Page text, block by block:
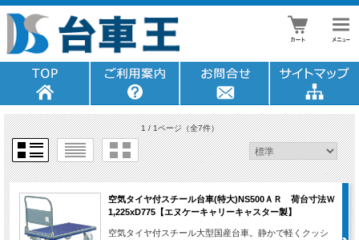
1 / 1ページ（全7件）
空気タイヤ付スチール台車(特大)NS500ＡＲ 荷台寸法Ｗ
1,225xD775【エヌケーキャリーキャスター製】
空気タイヤ付スチール大型国産台車。静かで軽くクッシ